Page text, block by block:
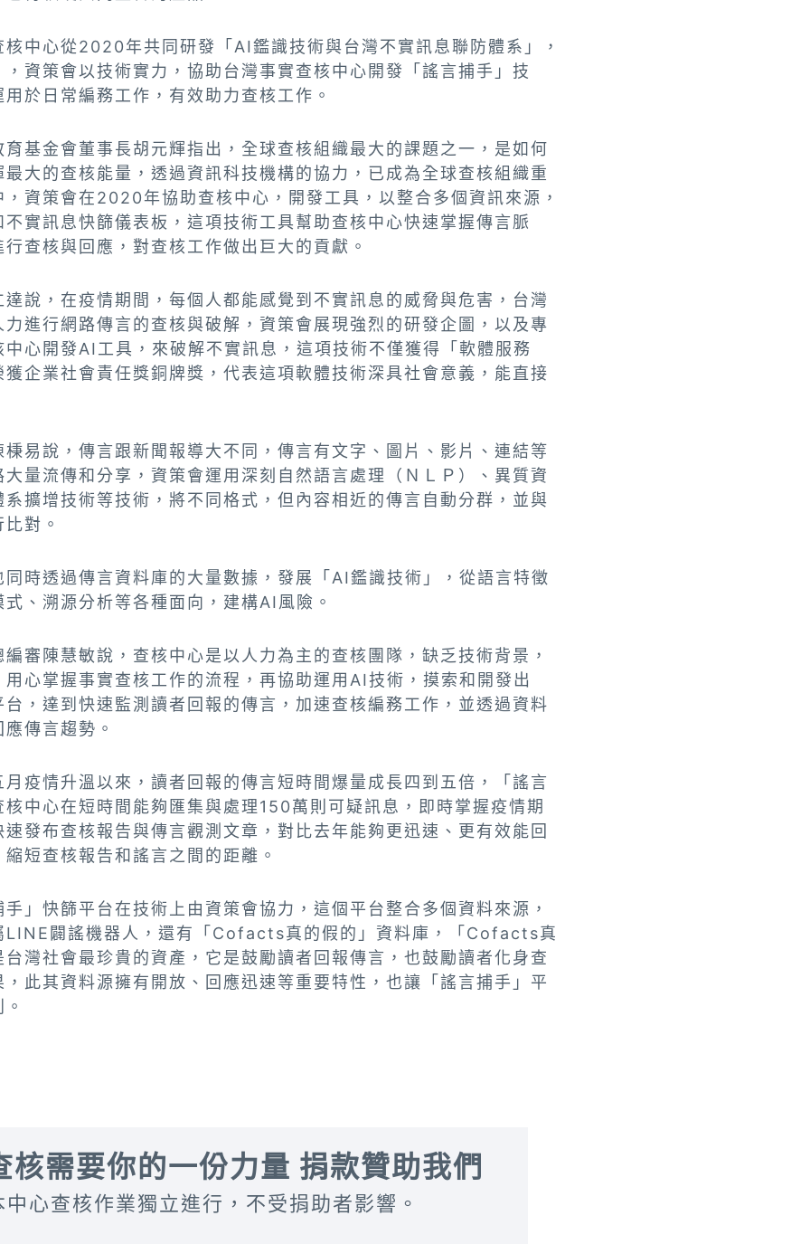
中心從2020年共同研發「AI鑑識技術與台灣不實訊息聯防體系」，
資策會以技術實力，協助台灣事實查核中心開發「謠言捕手」技
於日常編務工作，有效助力查核工作。
基金會董事長胡元輝指出，全球查核組織最大的課題之一，是如何
大的查核能量，透過資訊科技機構的協力，已成為全球查核組織重
資策會在2020年協助查核中心，開發工具，以整合多個資訊來源，
實訊息快篩儀表板，這項技術工具幫助查核中心快速掌握傳言脈
查核與回應，對查核工作做出巨大的貢獻。
說，在疫情期間，每個人都能感覺到不實訊息的威脅與危害，台灣
進行網路傳言的查核與破解，資策會展現強烈的研發企圖，以及專
心開發AI工具，來破解不實訊息，這項技術不僅獲得「軟體服務
企業社會責任獎銅牌獎，代表這項軟體技術深具社會意義，能直接
易說，傳言跟新聞報導大不同，傳言有文字、圖片、影片、連結等
量流傳和分享，資策會運用深刻自然語言處理（ＮＬＰ）、異質資
擴增技術等技術，將不同格式，但內容相近的傳言自動分群，並與
對。
時透過傳言資料庫的大量數據，發展「AI鑑識技術」，從語言特徵
、溯源分析等各種面向，建構AI風險。
審陳慧敏說，查核中心是以人力為主的查核團隊，缺乏技術背景，
心掌握事實查核工作的流程，再協助運用AI技術，摸索和開發出
，達到快速監測讀者回報的傳言，加速查核編務工作，並透過資料
傳言趨勢。
疫情升溫以來，讀者回報的傳言短時間爆量成長四到五倍，「謠言
中心在短時間能夠匯集與處理150萬則可疑訊息，即時掌握疫情期
發布查核報告與傳言觀測文章，對比去年能夠更迅速、更有效能回
短查核報告和謠言之間的距離。
」快篩平台在技術上由資策會協力，這個平台整合多個資料來源，
LINE闢謠機器人，還有「Cofacts真的假的」資料庫，「Cofacts真
灣社會最珍貴的資產，它是鼓勵讀者回報傳言，也鼓勵讀者化身查
此其資料源擁有開放、回應迅速等重要特性，也讓「謠言捕手」平
核需要你的一份力量 捐款贊助我們
中心查核作業獨立進行，不受捐助者影響。